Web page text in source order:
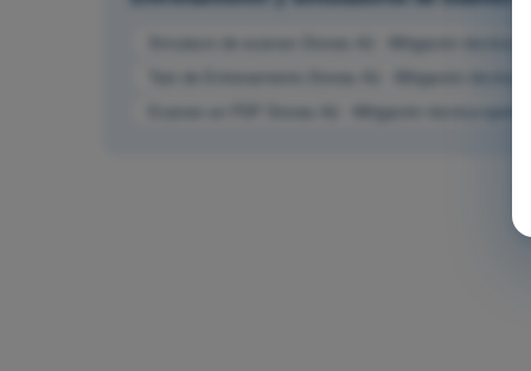
Simulacro de examen Drones A2 - Mitigación técnica-
Test de Entrenamiento Drones A2 - Mitigación
Examen en PDF Drones A2 - Mitigación técnica-